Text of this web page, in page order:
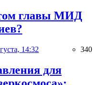
главы МИД
14:32 340
для